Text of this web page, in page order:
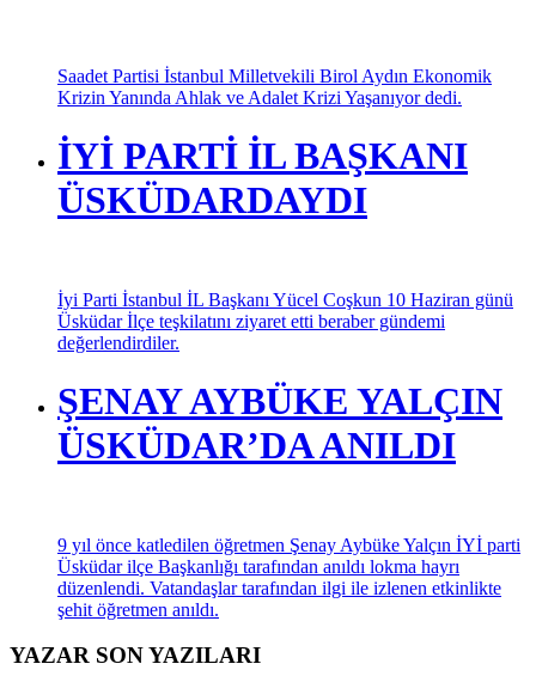
Saadet Partisi İstanbul Milletvekili Birol Aydın Ekonomik
Krizin Yanında Ahlak ve Adalet Krizi Yaşanıyor dedi.
İYİ PARTİ İL BAŞKANI
ÜSKÜDARDAYDI
İyi Parti İstanbul İL Başkanı Yücel Coşkun 10 Haziran günü
Üsküdar İlçe teşkilatını ziyaret etti beraber gündemi
değerlendirdiler.
ŞENAY AYBÜKE YALÇIN
ÜSKÜDAR’DA ANILDI
9 yıl önce katledilen öğretmen Şenay Aybüke Yalçın İYİ parti
Üsküdar ilçe Başkanlığı tarafından anıldı lokma hayrı
düzenlendi. Vatandaşlar tarafından ilgi ile izlenen etkinlikte
şehit öğretmen anıldı.
YAZAR SON YAZILARI